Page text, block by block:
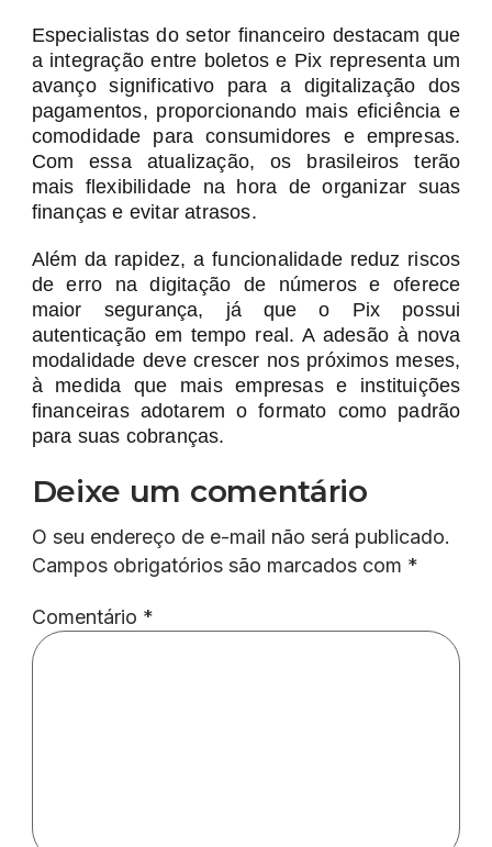
Especialistas do setor financeiro destacam que
a integração entre boletos e Pix representa um
avanço significativo para a digitalização dos
pagamentos, proporcionando mais eficiência e
comodidade para consumidores e empresas.
Com essa atualização, os brasileiros terão
mais flexibilidade na hora de organizar suas
finanças e evitar atrasos.
Além da rapidez, a funcionalidade reduz riscos
de erro na digitação de números e oferece
maior segurança, já que o Pix possui
autenticação em tempo real. A adesão à nova
modalidade deve crescer nos próximos meses,
à medida que mais empresas e instituições
financeiras adotarem o formato como padrão
para suas cobranças.
Deixe um comentário
O seu endereço de e-mail não será publicado.
Campos obrigatórios são marcados com *
Comentário *